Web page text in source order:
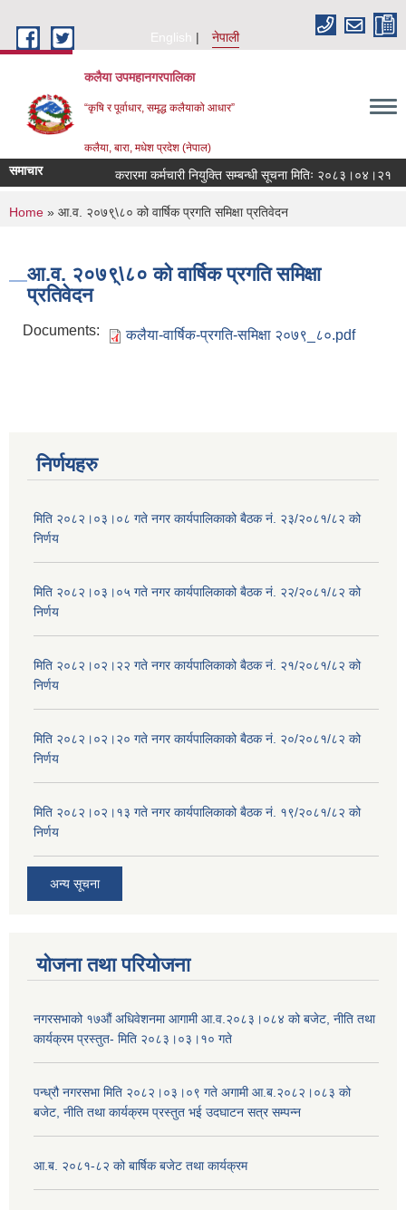
English
नेपाली
कलैया उपमहानगरपालिका
“कृषि र पूर्वाधार, समृद्ध कलैयाको आधार”
कलैया, बारा, मधेश प्रदेश (नेपाल)
समाचार करारमा कर्मचारी नियुक्ति सम्बन्धी सूचना मितिः २०८३।०४।२१
You are here
Home » आ.व. २०७९्\८० को वार्षिक प्रगति समिक्षा प्रतिवेदन
आ.व. २०७९्\८० को वार्षिक प्रगति समिक्षा
प्रतिवेदन
Documents: कलैया-वार्षिक-प्रगति-समिक्षा २०७९_८०.pdf
निर्णयहरु
मिति २०८२।०३।०८ गते नगर कार्यपालिकाको बैठक नं. २३/२०८१/८२ को
निर्णय
मिति २०८२।०३।०५ गते नगर कार्यपालिकाको बैठक नं. २२/२०८१/८२ को
निर्णय
मिति २०८२।०२।२२ गते नगर कार्यपालिकाको बैठक नं. २१/२०८१/८२ को
निर्णय
मिति २०८२।०२।२० गते नगर कार्यपालिकाको बैठक नं. २०/२०८१/८२ को
निर्णय
मिति २०८२।०२।१३ गते नगर कार्यपालिकाको बैठक नं. १९/२०८१/८२ को
निर्णय
अन्य सूचना
योजना तथा परियोजना
नगरसभाको १७औं अधिवेशनमा आगामी आ.व.२०८३।०८४ को बजेट, नीति तथा
कार्यक्रम प्रस्तुत- मिति २०८३।०३।१० गते
पन्ध्रौ नगरसभा मिति २०८२।०३।०९ गते अगामी आ.ब.२०८२।०८३ को
बजेट, नीति तथा कार्यक्रम प्रस्तुत भई उदघाटन सत्र सम्पन्न
आ.ब. २०८१-८२ को बार्षिक बजेट तथा कार्यक्रम